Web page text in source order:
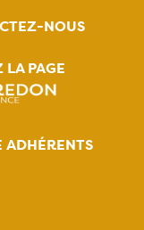
NOUS
LA PAGE
ADHÉRENTS